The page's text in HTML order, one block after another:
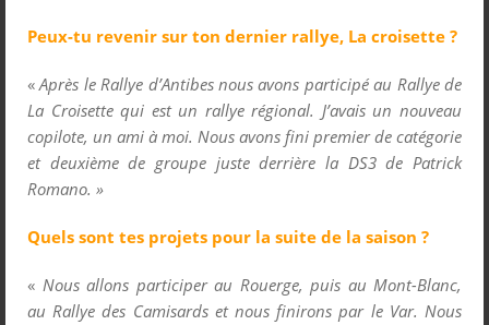
Peux-tu revenir sur ton dernier rallye, La croisette ?
«Après le Rallye d’Antibes nous avons participé au Rallye de
La Croisette qui est un rallye régional. J’avais un nouveau
copilote, un ami à moi. Nous avons fini premier de catégorie
et deuxième de groupe juste derrière la DS3 de Patrick
Romano. »
Quels sont tes projets pour la suite de la saison ?
« Nous allons participer au Rouerge, puis au Mont-Blanc,
au Rallye des Camisards et nous finirons par le Var. Nous